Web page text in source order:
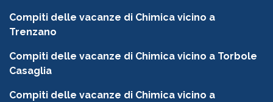
Compiti delle vacanze di Chimica vicino a
Trenzano
Compiti delle vacanze di Chimica vicino a Torbole
Casaglia
Compiti delle vacanze di Chimica vicino a